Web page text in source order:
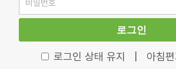
로그인
로그인 상태 유지 아침